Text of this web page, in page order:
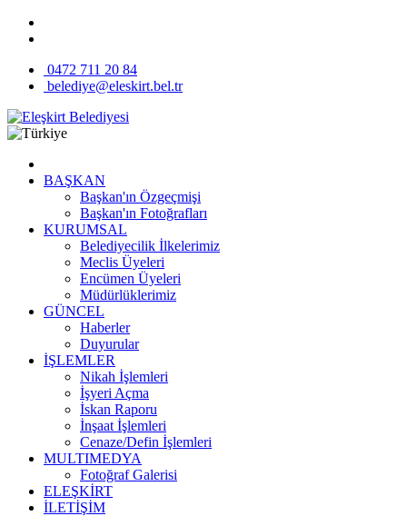
0472 711 20 84
belediye@eleskirt.bel.tr
BAŞKAN
Başkan'ın Özgeçmişi
Başkan'ın Fotoğrafları
KURUMSAL
Belediyecilik İlkelerimiz
Meclis Üyeleri
Encümen Üyeleri
Müdürlüklerimiz
GÜNCEL
Haberler
Duyurular
İŞLEMLER
Nikah İşlemleri
İşyeri Açma
İskan Raporu
İnşaat İşlemleri
Cenaze/Defin İşlemleri
MULTIMEDYA
Fotoğraf Galerisi
ELEŞKİRT
İLETİŞİM